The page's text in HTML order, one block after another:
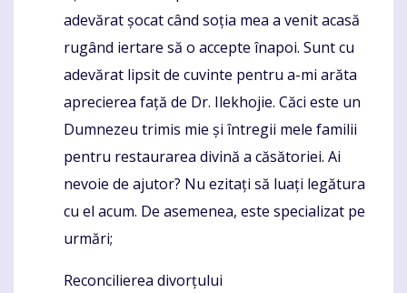
adevărat șocat când soția mea a venit acasă
rugând iertare să o accepte înapoi. Sunt cu
adevărat lipsit de cuvinte pentru a-mi arăta
aprecierea față de Dr. Ilekhojie. Căci este un
Dumnezeu trimis mie și întregii mele familii
pentru restaurarea divină a căsătoriei. Ai
nevoie de ajutor? Nu ezitați să luați legătura
cu el acum. De asemenea, este specializat pe
urmări;
Reconcilierea divorțului